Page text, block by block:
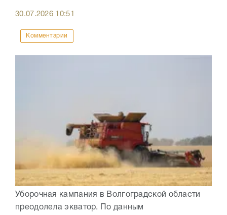
30.07.2026 10:51
Комментарии
Уборочная кампания в Волгоградской области
преодолела экватор. По данным